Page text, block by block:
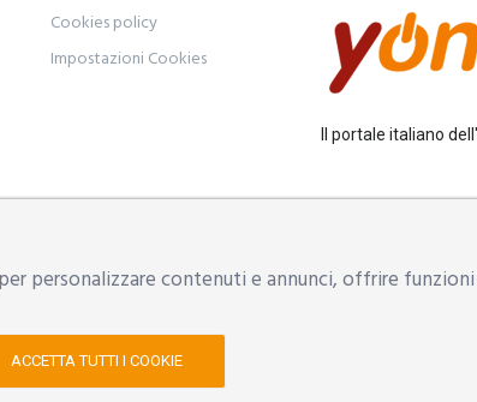
Cookies policy
Impostazioni Cookies
Il portale italiano
RE 290154
personalizzare contenuti e annunci, offrire funzioni
ACCETTA TUTTI I COOKIE